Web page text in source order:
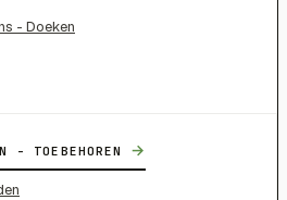
- Doeken
- TOEBEHOREN →